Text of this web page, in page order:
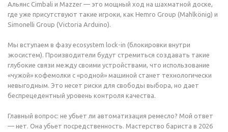
Альянс Cimbali и Mazzer — это мощный ход на шахматной доске,
где уже присутствуют такие игроки, как Hemro Group (Mahlkönig) и
Simonelli Group (Victoria Arduino).
Мы вступаем в фазу ecosystem lock-in (блокировки внутри
экосистем). Производители будут стремиться создавать такие
глубокие связи между своими устройствами, что использование
«чужой» кофемолки с «родной» машиной станет технологически
невыгодным. Это несет риски для свободы выбора, но дает
беспрецедентный уровень контроля качества.
Главный вопрос: не убьет ли автоматизация ремесло? Мой ответ
— нет. Она убьет посредственность. Мастерство бариста в 2026